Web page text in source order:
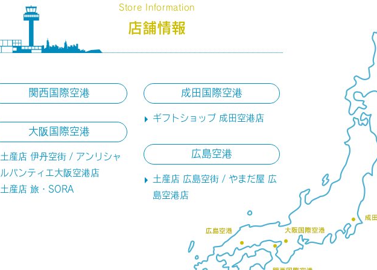
Store Information
店舗情報
関西国際空港
大阪国際空港
土産店 伊丹空街 / アンリシャ
ルパンティエ大阪空港店
土産店 旅・SORA
成田国際空港
ギフトショップ 成田空港店
広島空港
土産店 広島空街 / やまだ屋 広
島空港店